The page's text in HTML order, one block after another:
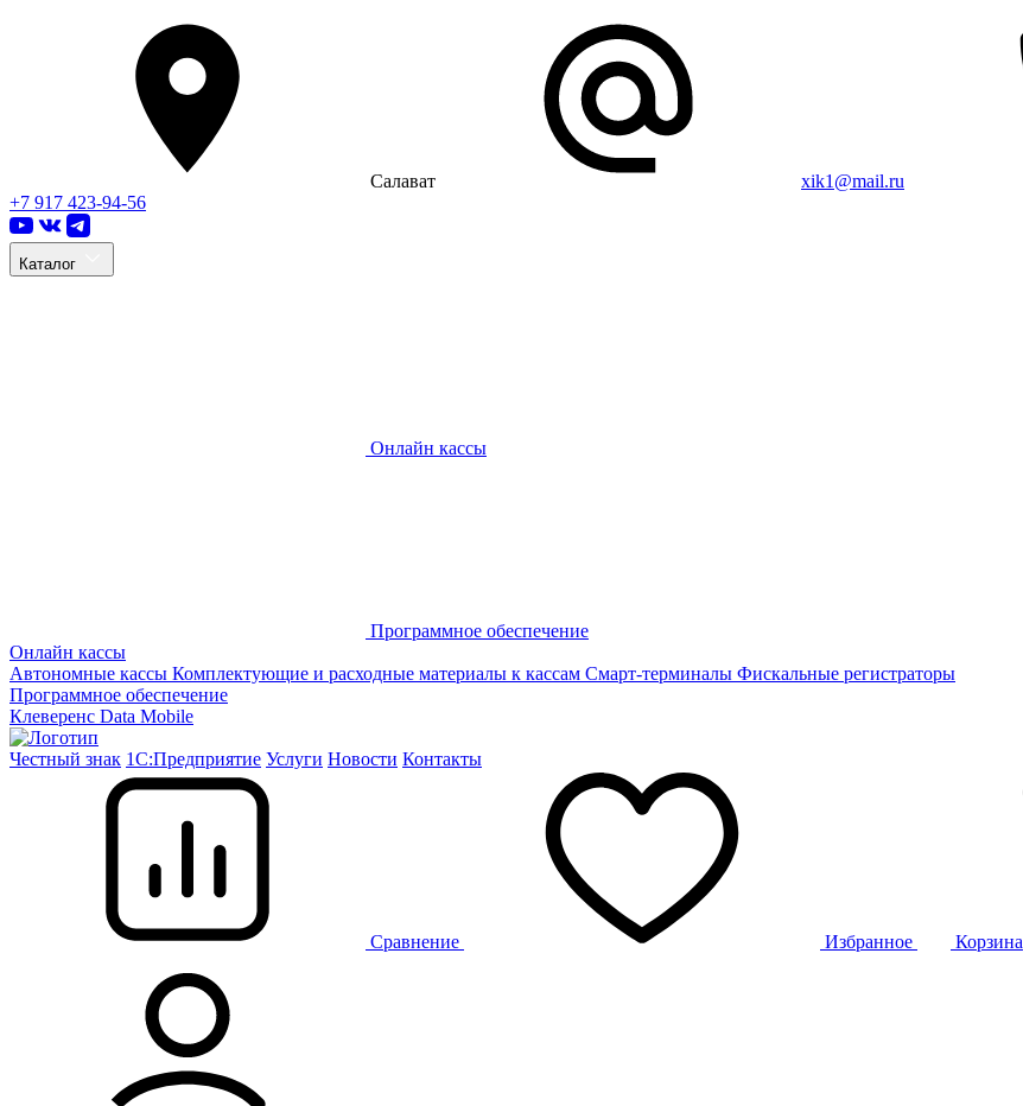
Салават xik1@mail.ru
+7 917 423-94-56
Каталог
Онлайн кассы
Программное обеспечение
Онлайн кассы
Автономные кассы Комплектующие и расходные материалы к кассам Смарт-терминалы Фискальные регистраторы
Программное обеспечение
Клеверенс Data Mobile
Честный знак 1С:Предприятие Услуги Новости Контакты
Сравнение Избранное Корзина